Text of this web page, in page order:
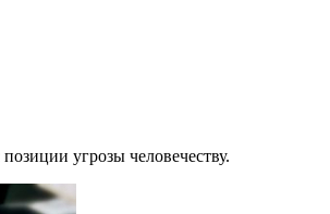
угрозы человечеству.